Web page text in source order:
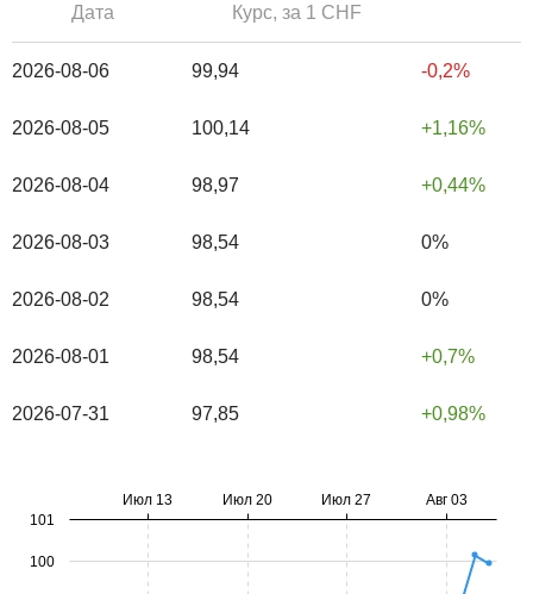
Дата Курс, за 1 CHF
2026-08-06 99,94 -0,2%
2026-08-05 100,14 1,16%
2026-08-04 98,97 0,44%
2026-08-03 98,54 0%
2026-08-02 98,54 0%
2026-08-01 98,54 0,7%
2026-07-31 97,85 0,98%
Июл 13 Июл 20 Июл 27 Авг 03
100
101